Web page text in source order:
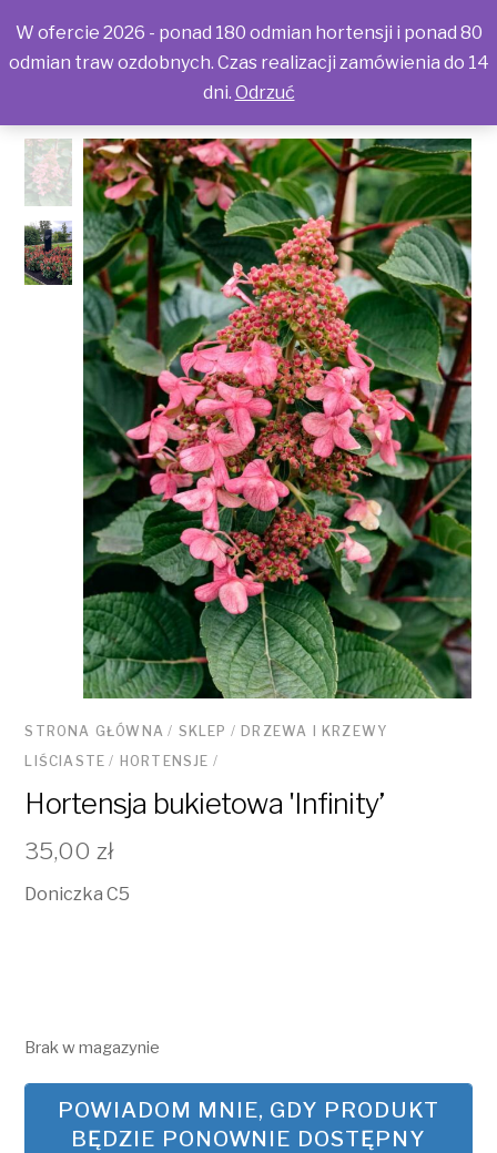
STRONA GŁÓWNA / SKLEP / DRZEWA I KRZEWY
LIŚCIASTE / HORTENSJE /
Hortensja bukietowa 'Infinity’
35,00 zł
Doniczka C5
Brak w magazynie
POWIADOM MNIE, GDY PRODUKT
BĘDZIE PONOWNIE DOSTĘPNY
W ofercie 2026 - ponad 180 odmian hortensji i ponad 80
odmian traw ozdobnych. Czas realizacji zamówienia do 14
dni. Odrzuć